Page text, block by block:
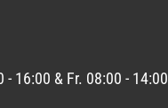
16:00 & Fr. 08:00 - 14:00